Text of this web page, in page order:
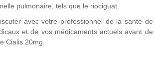
pulmonaire, tels que le riociguat.
avec votre professionnel de la santé de
et de vos médicaments actuels avant de
Cialis 20mg.